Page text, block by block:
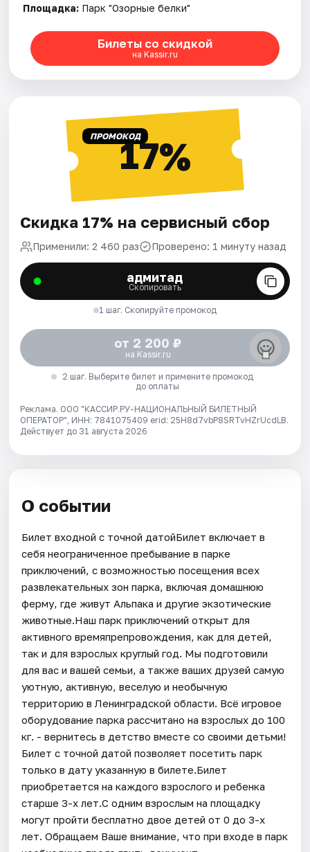
Площадка: Парк "Озорные белки"
Билеты со скидкой
на Kassir.ru
ПРОМОКОД17%
Скидка 17% на сервисный сбор
Применили: 2 460 раз Проверено: 1 минуту назад
адмитад
Скопировать
1 шаг. Скопируйте промокод
от 2 200 ₽
на Kassir.ru
2 шаг. Выберите билет и примените промокод
до оплаты
Реклама. ООО "КАССИР.РУ-НАЦИОНАЛЬНЫЙ БИЛЕТНЫЙ
ОПЕРАТОР", ИНН: 7841075409 erid: 25H8d7vbP8SRTvHZrUcdLB.
Действует до 31 августа 2026
О событии
Билет входной с точной датойБилет включает в
себя неограниченное пребывание в парке
приключений, с возможностью посещения всех
развлекательных зон парка, включая домашнюю
ферму, где живут Альпака и другие экзотические
животные.Наш парк приключений открыт для
активного времяпрепровождения, как для детей,
так и для взрослых круглый год. Мы подготовили
для вас и вашей семьи, а также ваших друзей самую
уютную, активную, веселую и необычную
территорию в Ленинградской области. Всё игровое
оборудование парка рассчитано на взрослых до 100
кг. - вернитесь в детство вместе со своими детьми!
Билет с точной датой позволяет посетить парк
только в дату указанную в билете.Билет
приобретается на каждого взрослого и ребенка
старше 3-х лет.С одним взрослым на площадку
могут пройти бесплатно двое детей от 0 до 3-х
лет. Обращаем Ваше внимание, что при входе в парк